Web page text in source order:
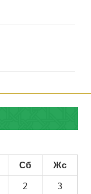
Сб
Жс
2
3